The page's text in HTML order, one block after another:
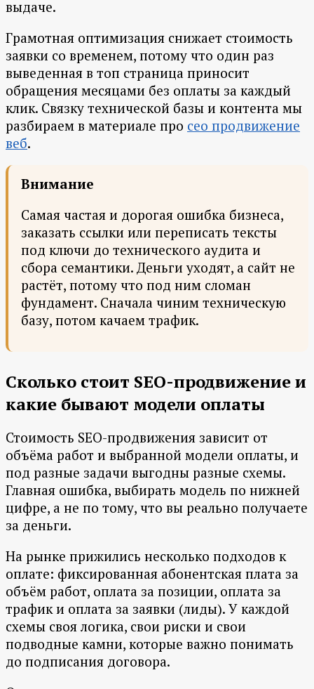
выдаче.
Грамотная оптимизация снижает стоимость
заявки со временем, потому что один раз
выведенная в топ страница приносит
обращения месяцами без оплаты за каждый
клик. Связку технической базы и контента мы
разбираем в материале про сео продвижение
веб.
Внимание
Самая частая и дорогая ошибка бизнеса,
заказать ссылки или переписать тексты
под ключи до технического аудита и
сбора семантики. Деньги уходят, а сайт не
растёт, потому что под ним сломан
фундамент. Сначала чиним техническую
базу, потом качаем трафик.
Сколько стоит SEO-продвижение и
какие бывают модели оплаты
Стоимость SEO-продвижения зависит от
объёма работ и выбранной модели оплаты, и
под разные задачи выгодны разные схемы.
Главная ошибка, выбирать модель по нижней
цифре, а не по тому, что вы реально получаете
за деньги.
На рынке прижились несколько подходов к
оплате: фиксированная абонентская плата за
объём работ, оплата за позиции, оплата за
трафик и оплата за заявки (лиды). У каждой
схемы своя логика, свои риски и свои
подводные камни, которые важно понимать
до подписания договора.